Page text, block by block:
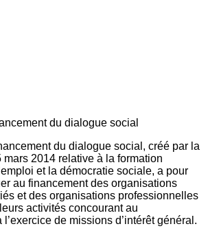
du dialogue social, créé par la
mars 2014 relative à la formation
et la démocratie sociale, a pour
au financement des organisations
et des organisations professionnelles
activités concourant au
de missions d’intérêt général.